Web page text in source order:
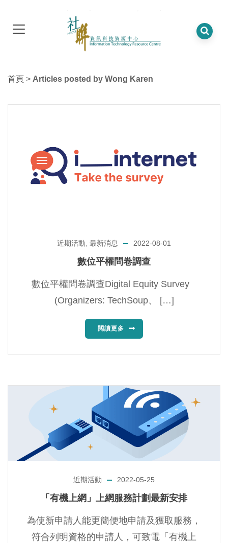
首頁 > Articles posted by Wong Karen
近期活動 最新消息 2022-08-01
數位平權問卷調查
數位平權問卷調查Digital Equity Survey
(Organizers: TechSoup、 […]
閱讀更多
近期活動 2022-05-25
「有機上網」上網服務計劃最新安排
為使新申請人能更簡便地申請及獲取服務，
符合列明資格的申請人，可致電「有機上